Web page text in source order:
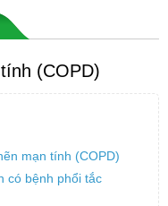
(COPD)
mạn tính (COPD)
có bệnh phổi tắc